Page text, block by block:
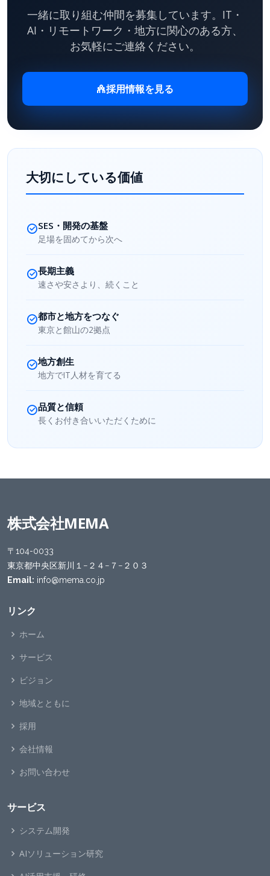
一緒に取り組む仲間を募集しています。IT・
AI・リモートワーク・地方に関心のある方、
お気軽にご連絡ください。
採用情報を見る
大切にしている価値
SES・開発の基盤
足場を固めてから次へ
長期主義
速さや安さより、続くこと
都市と地方をつなぐ
東京と館山の2拠点
地方創生
地方でIT人材を育てる
品質と信頼
長くお付き合いいただくために
株式会社MEMA
〒104-0033
東京都中央区新川１−２４−７−２０３
Email: info@mema.co.jp
リンク
ホーム
サービス
ビジョン
地域とともに
採用
会社情報
お問い合わせ
サービス
システム開発
AIソリューション研究